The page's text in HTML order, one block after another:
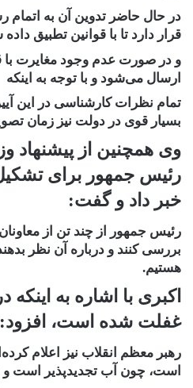
در حال حاضر تدوین آن به اتمام
قرار دارد تا با قوانین تطبیق
و در صورت عدم وجود مغایرت با
ارسال می‌شود و با توجه به اینکه
تمام نظرات کارشناسی در این
بسیار قوی در دولت نیز زمان
وی همچنین از پیشنهاد
رئیس جمهور برای
خبر داد و گفت:
رئیس جمهور از چند تن از
بررسی کنند و درباره آن نظر
هستیم.
اکبری با اشاره به
غفلت شده است، افزود:
رهبر معظم انقلاب نیز اعلام
است، چون آب تجدیدپذیر است و